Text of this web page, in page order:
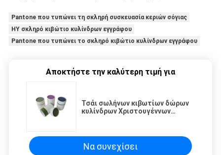
Pantone που τυπώνει τη σκληρή συσκευασία κεριών σόγιας
HY σκληρό κιβώτιο κυλίνδρων εγγράφου
Pantone που τυπώνει το σκληρό κιβώτιο κυλίνδρων εγγράφου
Αποκτήστε την καλύτερη τιμή για
Τσάι σωλήνων κιβωτίων δώρων
κυλίνδρων Χριστουγέννων
Να συνεχίσει